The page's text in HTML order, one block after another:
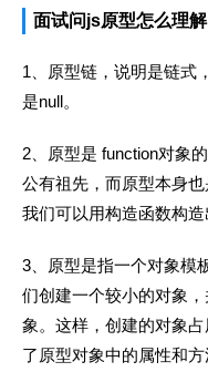
面试问js原型怎么理解
1、原型链，说明是链式
是null。
2、原型是 function对象
公有祖先，而原型本身
我们可以用构造函数构造
3、原型是指一个对象模
们创建一个较小的对象
象。这样，创建的对象
了原型对象中的属性和方